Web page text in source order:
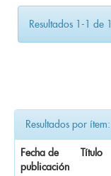
Resultados 1-1 de 1.
Resultados por ítem:
Fecha de
publicación
Título